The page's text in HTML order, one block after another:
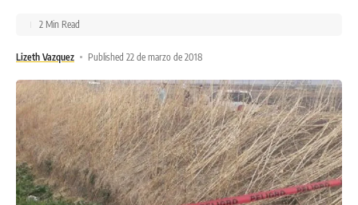
Lizeth Vazquez Published 22 de marzo de 2018
2 Min Read